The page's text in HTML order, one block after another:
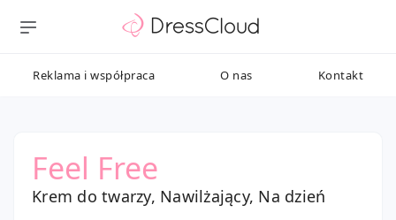
Reklama i współpraca O nas Kontakt
Feel Free
Krem do twarzy, Nawilżający, Na dzień